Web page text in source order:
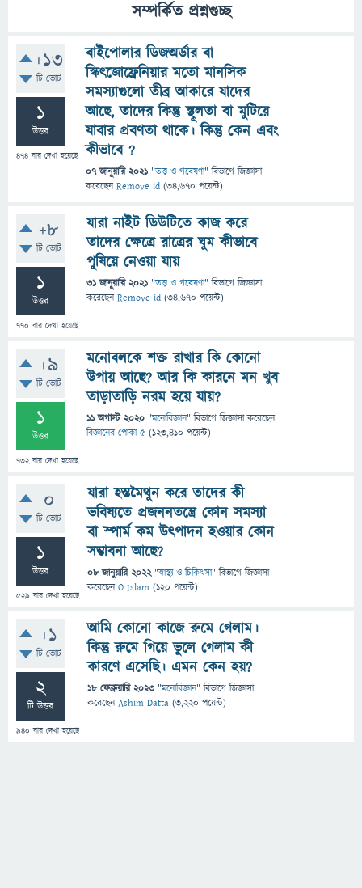
সম্পর্কিত প্রশ্নগুচ্ছ
+13
টি ভোট
1
উত্তর
474 বার দেখা হয়েছে
বাইপোলার ডিজঅর্ডার বা
স্কিৎজোফ্রেনিয়ার মতো মানসিক
সমস্যাগুলো তীব্র আকারে যাদের
আছে, তাদের কিন্তু স্থূলতা বা মুটিয়ে
যাবার প্রবণতা থাকে। কিন্তু কেন এবং
কীভাবে ?
07 জানুয়ারি 2021 "তত্ত্ব ও গবেষণা" বিভাগে জিজ্ঞাসা
করেছেনRemove id (34,670 পয়েন্ট)
+8
টি ভোট
1
উত্তর
770 বার দেখা হয়েছে
যারা নাইট ডিউটিতে কাজ করে
তাদের ক্ষেত্রে রাত্রের ঘুম কীভাবে
পুষিয়ে নেওয়া যায়
31 জানুয়ারি 2021 "তত্ত্ব ও গবেষণা" বিভাগে জিজ্ঞাসা
করেছেনRemove id (34,670 পয়েন্ট)
+9
টি ভোট
1
উত্তর
732বার দেখা হয়েছে
মনোবলকে শক্ত রাখার কি কোনো
উপায় আছে? আর কি কারনে মন খুব
তাড়াতাড়ি নরম হয়ে যায়?
11 অগাস্ট 2020 "মনোবিজ্ঞান" বিভাগে জিজ্ঞাসাকরেছেন
বিজ্ঞানের পোকা ৫ (123,410 পয়েন্ট)
0
টি ভোট
1
উত্তর
529 বার দেখা হয়েছে
যারা হস্তমৈথুন করে তাদের কী
ভবিষ্যতে প্রজননতন্ত্রে কোন সমস্যা
বা স্পার্ম কম উৎপাদন হওয়ার কোন
সম্ভাবনা আছে?
08 জানুয়ারি 2022 "স্বাস্থ্য ও চিকিৎসা" বিভাগে জিজ্ঞাসা
করেছেনO Islam (120 পয়েন্ট)
+1
টি ভোট
2
টি উত্তর
940 বার দেখা হয়েছে
আমি কোনো কাজে রুমে গেলাম।
কিন্তু রুমে গিয়ে ভুলে গেলাম কী
কারণে এসেছি। এমন কেন হয়?
18 ফেব্রুয়ারি 2023 "মনোবিজ্ঞান" বিভাগে জিজ্ঞাসা
করেছেনAshim Datta (3,220 পয়েন্ট)